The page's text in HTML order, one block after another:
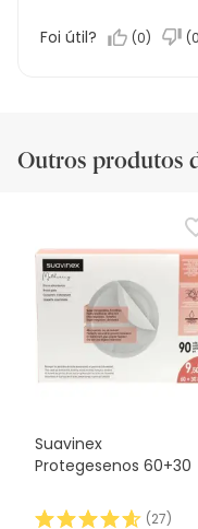
Foi útil? (0) (0
Outros produtos
Suavinex
Protegesenos 60+30
(27)